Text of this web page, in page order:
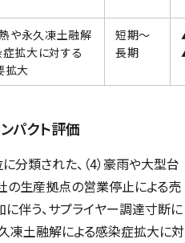
熱や永久凍土融解
症拡大に対する
拡大
短期～
長期
パクト評価
類された、（4）豪雨や大型台
の生産拠点の営業停止による売
に伴う、サプライヤー調達寸断に
久凍土融解による感染症拡大に対